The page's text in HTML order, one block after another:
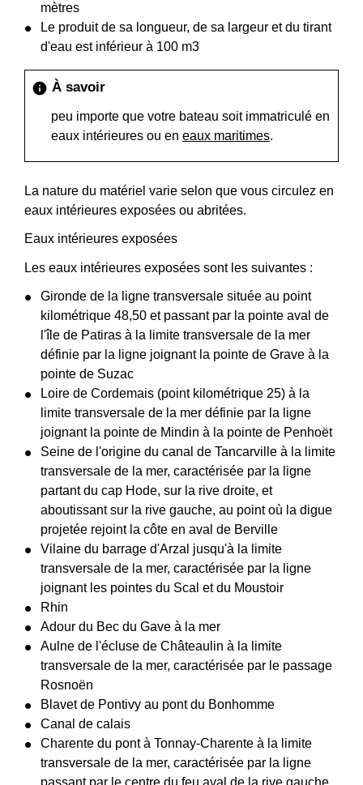
mètres
Le produit de sa longueur, de sa largeur et du tirant
d'eau est inférieur à 100 m3
info À savoir
peu importe que votre bateau soit immatriculé en
eaux intérieures ou en eaux maritimes.
La nature du matériel varie selon que vous circulez en
eaux intérieures exposées ou abritées.
Eaux intérieures exposées
Les eaux intérieures exposées sont les suivantes :
Gironde de la ligne transversale située au point
kilométrique 48,50 et passant par la pointe aval de
l'île de Patiras à la limite transversale de la mer
définie par la ligne joignant la pointe de Grave à la
pointe de Suzac
Loire de Cordemais (point kilométrique 25) à la
limite transversale de la mer définie par la ligne
joignant la pointe de Mindin à la pointe de Penhoët
Seine de l'origine du canal de Tancarville à la limite
transversale de la mer, caractérisée par la ligne
partant du cap Hode, sur la rive droite, et
aboutissant sur la rive gauche, au point où la digue
projetée rejoint la côte en aval de Berville
Vilaine du barrage d'Arzal jusqu'à la limite
transversale de la mer, caractérisée par la ligne
joignant les pointes du Scal et du Moustoir
Rhin
Adour du Bec du Gave à la mer
Aulne de l'écluse de Châteaulin à la limite
transversale de la mer, caractérisée par le passage
Rosnoën
Blavet de Pontivy au pont du Bonhomme
Canal de calais
Charente du pont à Tonnay-Charente à la limite
transversale de la mer, caractérisée par la ligne
passant par le centre du feu aval de la rive gauche